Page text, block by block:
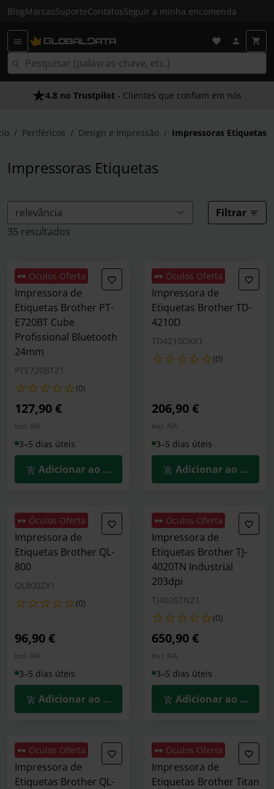
BlogMarcasSuporteContatosSeguir a minha encomenda
Envio Gratuito em 24 HRS- Acima dos 50€
4.8 no Trustpilot - Clientes que confiam em nós
Periféricos Design e Impressão Impressoras Etiquetas
Impressoras Etiquetas
Filtrar
35 resultados
🕶️ Óculos Oferta
Impressora de
Etiquetas Brother PT-
E720BT Cube
Profissional Bluetooth
24mm
PTE720BTZ1
(0)
127,90 €
Incl. IVA
3–5 dias úteis
Adicionar ao Carrinho
🕶️ Óculos Oferta
Impressora de
Etiquetas Brother TD-
4210D
TD4210DXX1
(0)
206,90 €
Incl. IVA
3–5 dias úteis
Adicionar ao
🕶️ Óculos Oferta
Impressora de
Etiquetas Brother QL-
800
QL800ZX1
(0)
96,90 €
Incl. IVA
3–5 dias úteis
Adicionar ao Carrinho
🕶️ Óculos Oferta
Impressora de
Etiquetas Brother TJ-
4020TN Industrial
203dpi
TJ4020TNZ1
(0)
650,90 €
Incl. IVA
3–5 dias úteis
Adicionar ao
🕶️ Óculos Oferta
Impressora de
Etiquetas Brother QL-
🕶️ Óculos Oferta
Impressora de
Etiquetas Brother Titan